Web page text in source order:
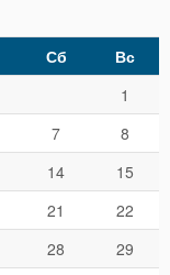
Сб
Вс
1
7
8
14
15
21
22
28
29